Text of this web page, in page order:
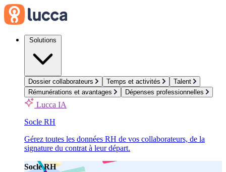
Dossier collaborateurs Temps et activités
Talent
Rémunérations et avantages
Dépenses professionnelles
Lucca IA
Socle RH
Gérez toutes les données RH de vos collaborateurs, de la
signature du contrat à leur départ.
Socle RH